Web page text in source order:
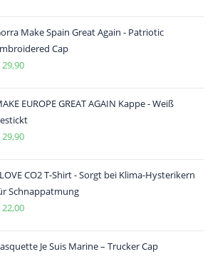
Make Spain Great Again - Patriotic
Cap
29,90
EUROPE GREAT AGAIN Kappe - Weiß
29,90
CO2 T-Shirt - Sorgt bei Klima-Hysterikern
Schnappatmung
22,00
Je Suis Marine – Trucker Cap